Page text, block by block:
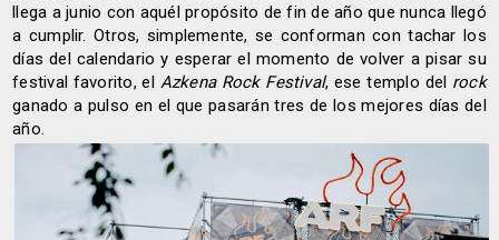
llega a junio con aquél propósito de fin de año que nunca llegó
a cumplir. Otros, simplemente, se conforman con tachar los
días del calendario y esperar el momento de volver a pisar su
festival favorito, el Azkena Rock Festival, ese templo del rock
ganado a pulso en el que pasarán tres de los mejores días del
año.